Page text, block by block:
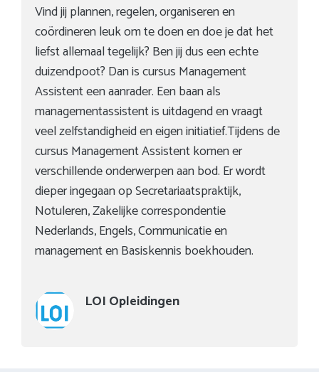
Vind jij plannen, regelen, organiseren en
coördineren leuk om te doen en doe je dat het
liefst allemaal tegelijk? Ben jij dus een echte
duizendpoot? Dan is cursus Management
Assistent een aanrader. Een baan als
managementassistent is uitdagend en vraagt
veel zelfstandigheid en eigen initiatief.Tijdens de
cursus Management Assistent komen er
verschillende onderwerpen aan bod. Er wordt
dieper ingegaan op Secretariaatspraktijk,
Notuleren, Zakelijke correspondentie
Nederlands, Engels, Communicatie en
management en Basiskennis boekhouden.
LOI Opleidingen